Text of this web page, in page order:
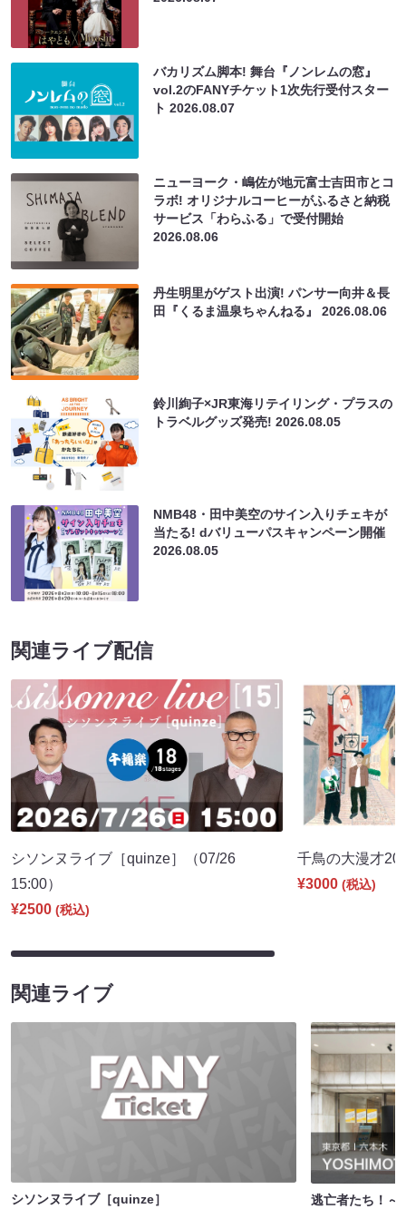
バカリズム脚本! 舞台『ノンレムの窓』
vol.2のFANYチケット1次先行受付スター
ト2026.08.07
ニューヨーク・嶋佐が地元富士吉田市とコ
ラボ! オリジナルコーヒーがふるさと納税
サービス「わらふる」で受付開始
2026.08.06
丹生明里がゲスト出演! パンサー向井＆長
田『くるま温泉ちゃんねる』2026.08.06
鈴川絢子×JR東海リテイリング・プラスの
トラベルグッズ発売!2026.08.05
NMB48・田中美空のサイン入りチェキが
当たる! dバリューパスキャンペーン開催
2026.08.05
関連ライブ配信
シソンヌライブ［quinze］（07/26
15:00）
¥2500 (税込)
千鳥の大漫才
¥3000 (税込)
関連ライブ
シソンヌライブ［quinze］
逃亡者たち！～